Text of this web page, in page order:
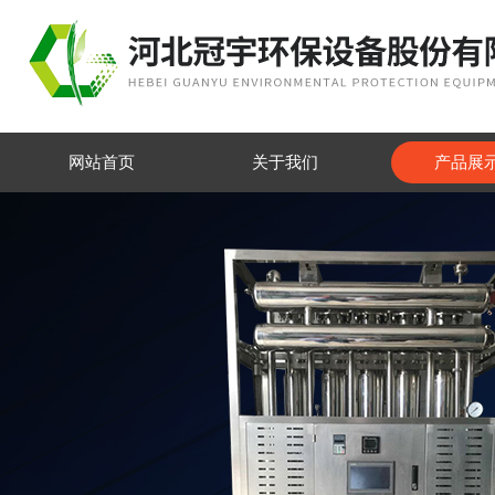
网站首页 关于我们 产品展